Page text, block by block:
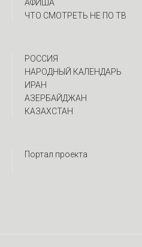
АФИША
ЧТО СМОТРЕТЬ НЕ ПО ТВ
РОССИЯ
НАРОДНЫЙ КАЛЕНДАРЬ
ИРАН
АЗЕРБАЙДЖАН
КАЗАХСТАН
Портал проекта